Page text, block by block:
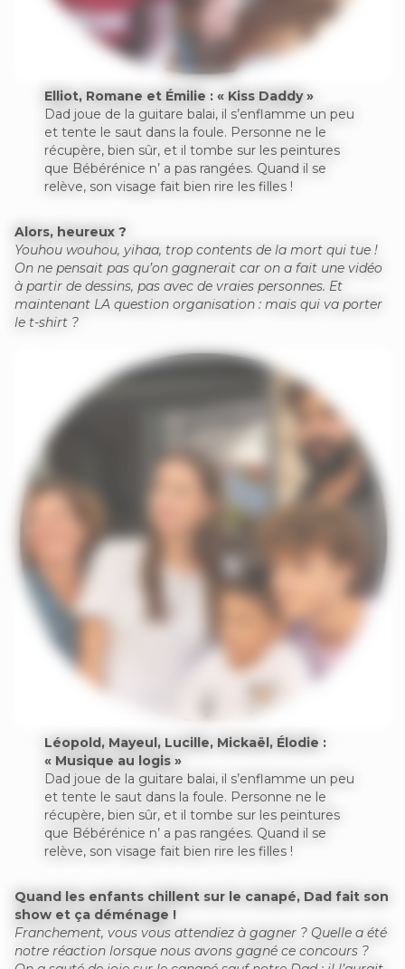
Elliot, Romane et Émilie : « Kiss Daddy »
Dad joue de la guitare balai, il s’enflamme un peu
et tente le saut dans la foule. Personne ne le
récupère, bien sûr, et il tombe sur les peintures
que Bébérénice n’ a pas rangées. Quand il se
relève, son visage fait bien rire les filles !
Alors, heureux ?
Youhou wouhou, yihaa, trop contents de la mort qui tue !
On ne pensait pas qu’on gagnerait car on a fait une vidéo
à partir de dessins, pas avec de vraies personnes. Et
maintenant LA question organisation : mais qui va porter
le t-shirt ?
Léopold, Mayeul, Lucille, Mickaël, Élodie :
« Musique au logis »
Dad joue de la guitare balai, il s’enflamme un peu
et tente le saut dans la foule. Personne ne le
récupère, bien sûr, et il tombe sur les peintures
que Bébérénice n’ a pas rangées. Quand il se
relève, son visage fait bien rire les filles !
Quand les enfants chillent sur le canapé, Dad fait son
show et ça déménage !
Franchement, vous vous attendiez à gagner ? Quelle a été
notre réaction lorsque nous avons gagné ce concours ?